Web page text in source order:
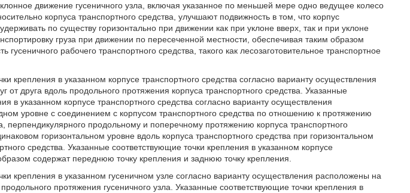
движение гусеничного узла, включая указанное по меньшей мере одно ведущее колесо
корпуса транспортного средства, улучшают подвижность в том, что корпус
по существу горизонтально при движении как при уклоне вверх, так и при уклоне
груза при движении по пересеченной местности, обеспечивая таким образом
гусеничного рабочего транспортного средства, такого как лесозаготовительное транспортное
крепления в указанном корпусе транспортного средства согласно варианту осуществления
от друга вдоль продольного протяжения корпуса транспортного средства. Указанные
в указанном корпусе транспортного средства согласно варианту осуществления
уровне с соединением с корпусом транспортного средства по отношению к протяжению
перпендикулярного продольному и поперечному протяжению корпуса транспортного
горизонтальном уровне вдоль корпуса транспортного средства при горизонтальном
средства. Указанные соответствующие точки крепления в указанном корпусе
содержат переднюю точку крепления и заднюю точку крепления.
крепления в указанном гусеничном узле согласно варианту осуществления расположены на
протяжения гусеничного узла. Указанные соответствующие точки крепления в